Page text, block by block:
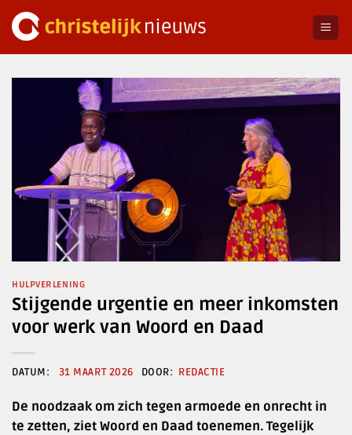
naar
HULPVERLENING
Stijgende urgentie en meer inkomsten
voor werk van Woord en Daad
31 MAART 2026 REDACTIE
De noodzaak om zich tegen armoede en onrecht in
te zetten, ziet Woord en Daad toenemen. Tegelijk